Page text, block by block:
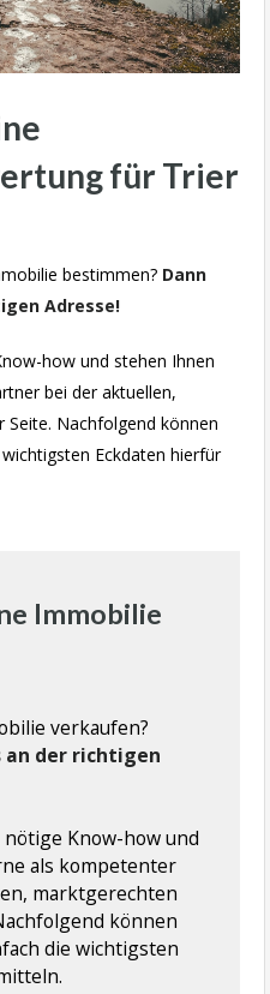
für Trier
bestimmen? Dann
Adresse!
how und stehen Ihnen
bei der aktuellen,
Nachfolgend können
Eckdaten hierfür
Immobilie
verkaufen?
an der richtigen
Know-how und
als kompetenter
marktgerechten
können
die wichtigsten